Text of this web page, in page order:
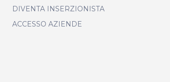
DIVENTA INSERZIONISTA
ACCESSO AZIENDE